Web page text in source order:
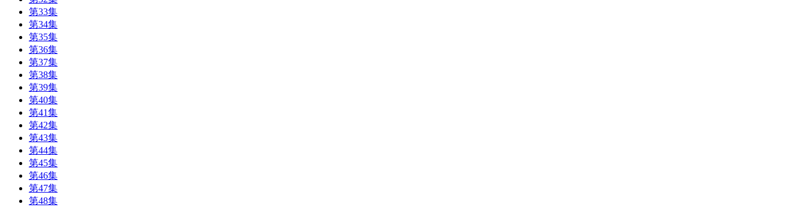
第33集
第34集
第35集
第36集
第37集
第38集
第39集
第40集
第41集
第42集
第43集
第44集
第45集
第46集
第47集
第48集